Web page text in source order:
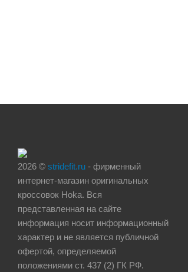
2026 © stridefit.ru - фирменный
интернет-магазин оригинальных
кроссовок Hoka. Вся
представленная на сайте
информация носит информационный
характер и не является публичной
офертой, определяемой
положениями ст. 437 (2) ГК РФ.